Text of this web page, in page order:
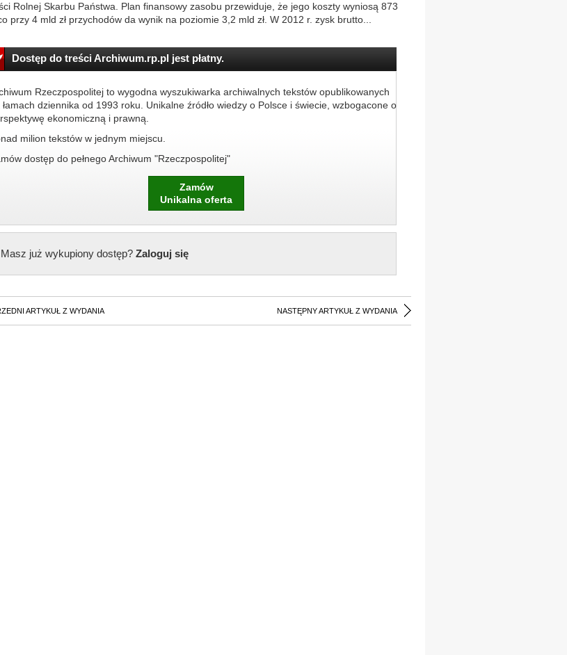
Rolnej Skarbu Państwa. Plan finansowy zasobu przewiduje, że jego koszty wyniosą 873
przy 4 mld zł przychodów da wynik na poziomie 3,2 mld zł. W 2012 r. zysk brutto...
Dostęp do treści Archiwum.rp.pl jest płatny.
Rzeczpospolitej to wygodna wyszukiwarka archiwalnych tekstów opublikowanych
łamach dziennika od 1993 roku. Unikalne źródło wiedzy o Polsce i świecie, wzbogacone o
ekonomiczną i prawną.
milion tekstów w jednym miejscu.
dostęp do pełnego Archiwum "Rzeczpospolitej"
Zamów
Unikalna oferta
Masz już wykupiony dostęp?Zaloguj się
ARTYKUŁ Z WYDANIA NASTĘPNY ARTYKUŁ Z WYDANIA